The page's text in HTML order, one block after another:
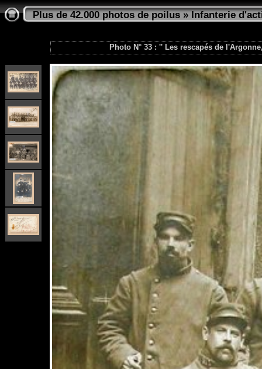
Plus de 42.000 photos de poilus»Infanterie
Photo N° 33 : '' Les rescapés de